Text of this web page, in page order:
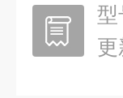
型
更